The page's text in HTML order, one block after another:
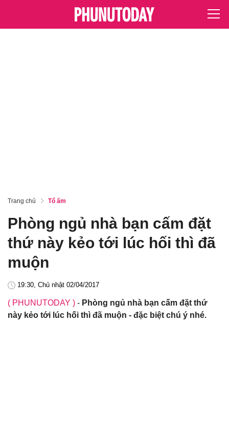
Trang chủ Tổ ấm
Phòng ngủ nhà bạn cấm đặt
thứ này kẻo tới lúc hối thì đã
muộn
19:30, Chủ nhật 02/04/2017
( PHUNUTODAY ) - Phòng ngủ nhà bạn cấm đặt thứ
này kẻo tới lúc hối thì đã muộn - đặc biệt chú ý nhé.